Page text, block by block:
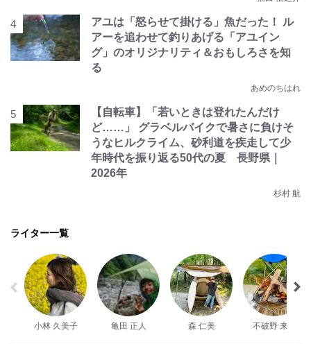
アユは「怒らせて掛ける」魚だった！ ル
アーを追わせて釣りあげる「アユイン
グ」のオリジナリティ＆おもしろさを知
る
あめのちはれ
【自転車】「若いときは登れたんだけ
ど……」 グラベルバイクで暑さに負けそ
うなヒルクライム、砂利道を疾走して少
年時代を振り返る50代の夏 長野県｜
2026年
杉村 航
ライター一覧
小林 久美子 亀田 正人 森 仁美 不破野 来未